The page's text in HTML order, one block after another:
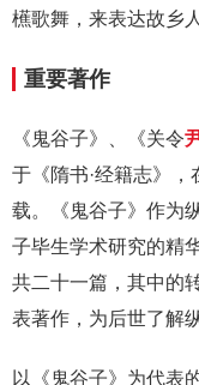
櫵歌舞，来表达故乡
重要著作
《鬼谷子》、《关令
于《隋书·经籍志》
载。《鬼谷子》作为
子毕生学术研究的精
共二十一篇，其中的
表著作，为后世了解
以《鬼谷子》为代表